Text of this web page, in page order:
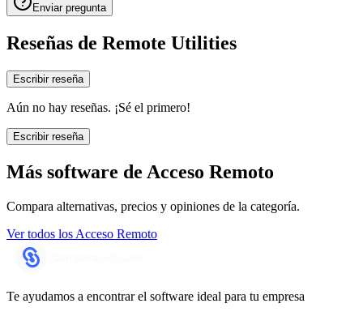
Enviar pregunta
Reseñas de Remote Utilities
Escribir reseña
Aún no hay reseñas. ¡Sé el primero!
Escribir reseña
Más software de Acceso Remoto
Compara alternativas, precios y opiniones de la categoría.
Ver todos los Acceso Remoto
Te ayudamos a encontrar el software ideal para tu empresa